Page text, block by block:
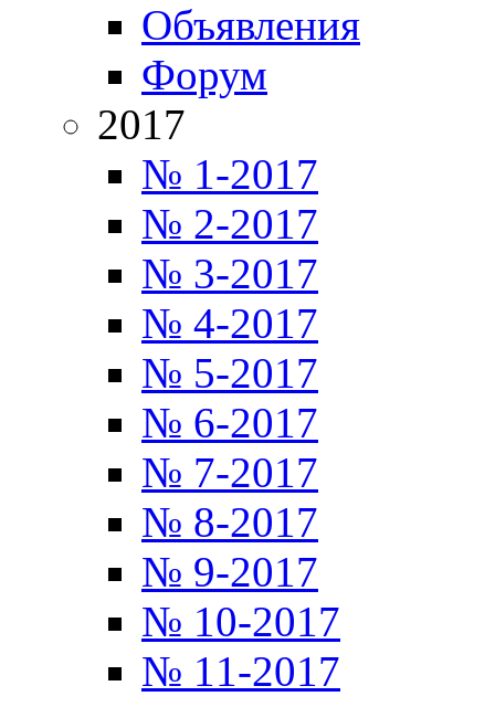
Объявления
Форум
2017
№ 1-2017
№ 2-2017
№ 3-2017
№ 4-2017
№ 5-2017
№ 6-2017
№ 7-2017
№ 8-2017
№ 9-2017
№ 10-2017
№ 11-2017